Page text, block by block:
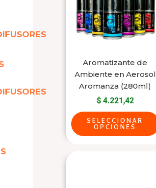
Aromatizante de
Ambiente en Aerosol
Aromanza (280ml)
$4.221,42
SELECCIONAR
OPCIONES
varias
variantes.
Las
se
pueden
elegir
en
la
página